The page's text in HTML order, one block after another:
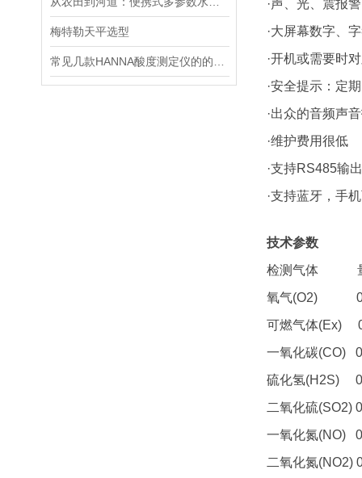
梅特勒天平选型
·声、光、震报警
·大屏幕数字、
·开机或需要时
·安全提示：定
·出众的音频声
·维护费用很低
·支持RS485输
·支持蓝牙，手
技术参数
检测气体
氧气(O2) 0-
可燃气体
一氧化碳
硫化氢(H2S)
二氧化硫
一氧化氮
二氧化氮